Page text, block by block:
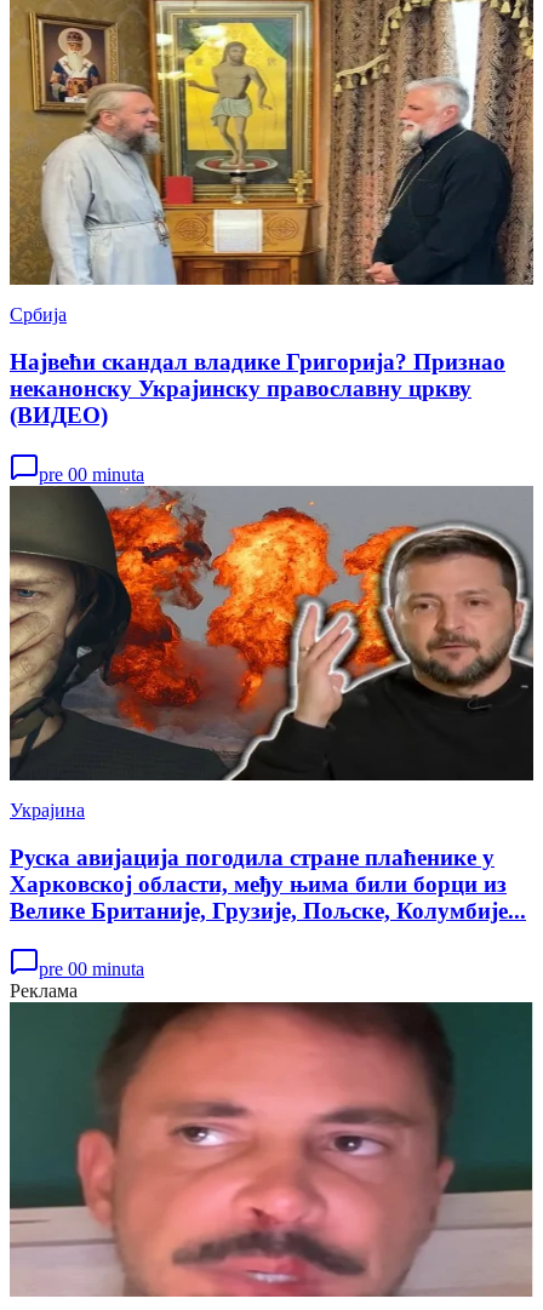
Србија
Највећи скандал владике Григорија? Признао
неканонску Украјинску православну цркву
(ВИДЕО)
pre 00 minuta
Украјина
Руска авијација погодила стране плаћенике у
Харковској области, међу њима били борци из
Велике Британије, Грузије, Пољске, Колумбије...
pre 00 minuta
Реклама